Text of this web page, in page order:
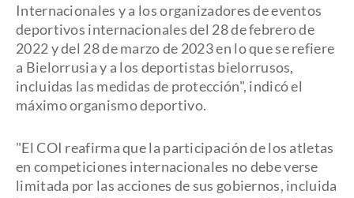
Internacionales y a los organizadores de eventos
deportivos internacionales del 28 de febrero de
2022 y del 28 de marzo de 2023 en lo que se refiere
a Bielorrusia y a los deportistas bielorrusos,
incluidas las medidas de protección", indicó el
máximo organismo deportivo.
"El COI reafirma que la participación de los atletas
en competiciones internacionales no debe verse
limitada por las acciones de sus gobiernos, incluida